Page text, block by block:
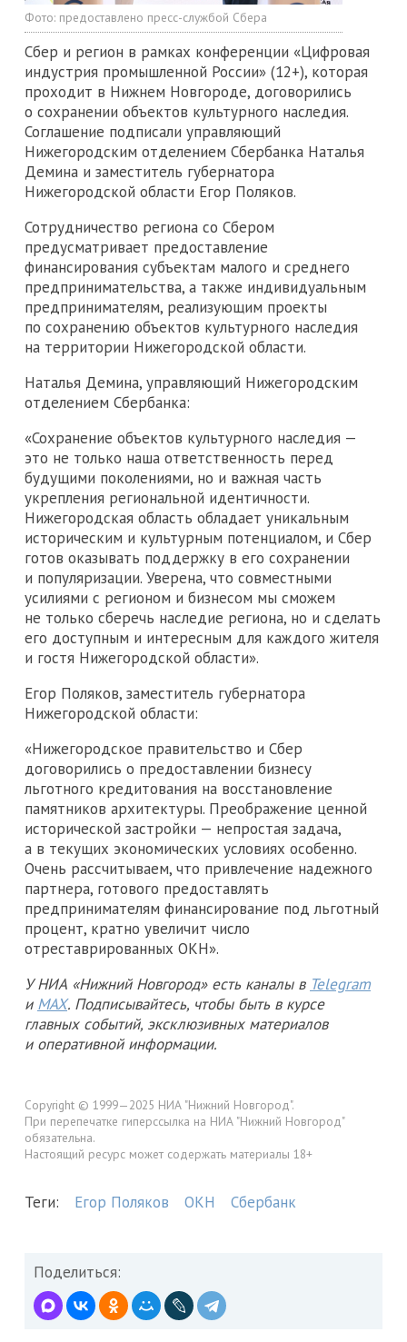
Фото: предоставлено пресс-службой Сбера
Сбер и регион в рамках конференции «Цифровая
индустрия промышленной России» (12+), которая
проходит в Нижнем Новгороде, договорились
о сохранении объектов культурного наследия.
Соглашение подписали управляющий
Нижегородским отделением Сбербанка Наталья
Демина и заместитель губернатора
Нижегородской области Егор Поляков.
Сотрудничество региона со Сбером
предусматривает предоставление
финансирования субъектам малого и среднего
предпринимательства, а также индивидуальным
предпринимателям, реализующим проекты
по сохранению объектов культурного наследия
на территории Нижегородской области.
Наталья Демина, управляющий Нижегородским
отделением Сбербанка:
«Сохранение объектов культурного наследия —
это не только наша ответственность перед
будущими поколениями, но и важная часть
укрепления региональной идентичности.
Нижегородская область обладает уникальным
историческим и культурным потенциалом, и Сбер
готов оказывать поддержку в его сохранении
и популяризации. Уверена, что совместными
усилиями с регионом и бизнесом мы сможем
не только сберечь наследие региона, но и сделать
его доступным и интересным для каждого жителя
и гостя Нижегородской области».
Егор Поляков, заместитель губернатора
Нижегородской области:
«Нижегородское правительство и Сбер
договорились о предоставлении бизнесу
льготного кредитования на восстановление
памятников архитектуры. Преображение ценной
исторической застройки — непростая задача,
а в текущих экономических условиях особенно.
Очень рассчитываем, что привлечение надежного
партнера, готового предоставлять
предпринимателям финансирование под льготный
процент, кратно увеличит число
отреставрированных ОКН».
У НИА «Нижний Новгород» есть каналы в Telegram
и MAX. Подписывайтесь, чтобы быть в курсе
главных событий, эксклюзивных материалов
и оперативной информации.
Copyright © 1999—2025 НИА "Нижний Новгород".
При перепечатке гиперссылка на НИА "Нижний Новгород"
обязательна.
Настоящий ресурс может содержать материалы 18+
Теги: Егор Поляков ОКН Сбербанк
Поделиться: